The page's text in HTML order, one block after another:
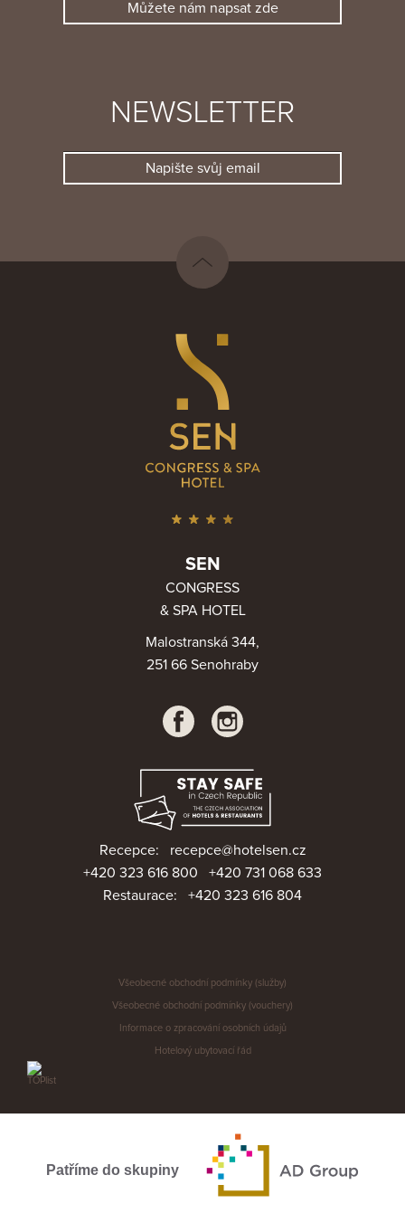
Můžete nám napsat zde
NEWSLETTER
Napište svůj email
SEN
CONGRESS
& SPA HOTEL
Malostranská 344,
251 66 Senohraby
Recepce: recepce@hotelsen.cz
+420 323 616 800
+420 731 068 633
Restaurace: +420 323 616 804
Všeobecné obchodní podmínky (služby)
Všeobecné obchodní podmínky (vouchery)
Informace o zpracování osobních údajů
Hotelový ubytovací řád
Patříme do skupiny